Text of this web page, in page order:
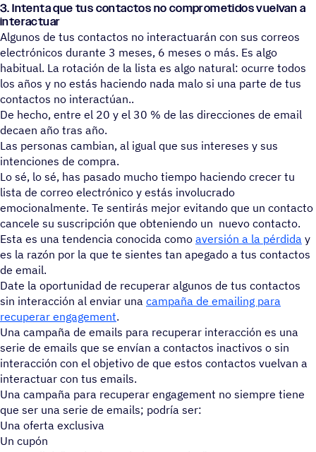
3. Intenta que tus contactos no comprometidos vuelvan a
interactuar
Algunos de tus contactos no interactuarán con sus correos
electrónicos durante 3 meses, 6 meses o más. Es algo
habitual. La rotación de la lista es algo natural: ocurre todos
los años y no estás haciendo nada malo si una parte de tus
contactos no interactúan..
De hecho, entre el 20 y el 30 % de las direcciones de email
decaen año tras año.
Las personas cambian, al igual que sus intereses y sus
intenciones de compra.
Lo sé, lo sé, has pasado mucho tiempo haciendo crecer tu
lista de correo electrónico y estás involucrado
emocionalmente. Te sentirás mejor evitando que un contacto
cancele su suscripción que obteniendo un nuevo contacto.
Esta es una tendencia conocida como aversión a la pérdida y
es la razón por la que te sientes tan apegado a tus contactos
de email.
Date la oportunidad de recuperar algunos de tus contactos
sin interacción al enviar una campaña de emailing para
recuperar engagement.
Una campaña de emails para recuperar interacción es una
serie de emails que se envían a contactos inactivos o sin
interacción con el objetivo de que estos contactos vuelvan a
interactuar con tus emails.
Una campaña para recuperar engagement no siempre tiene
que ser una serie de emails; podría ser:
Una oferta exclusiva
Un cupón